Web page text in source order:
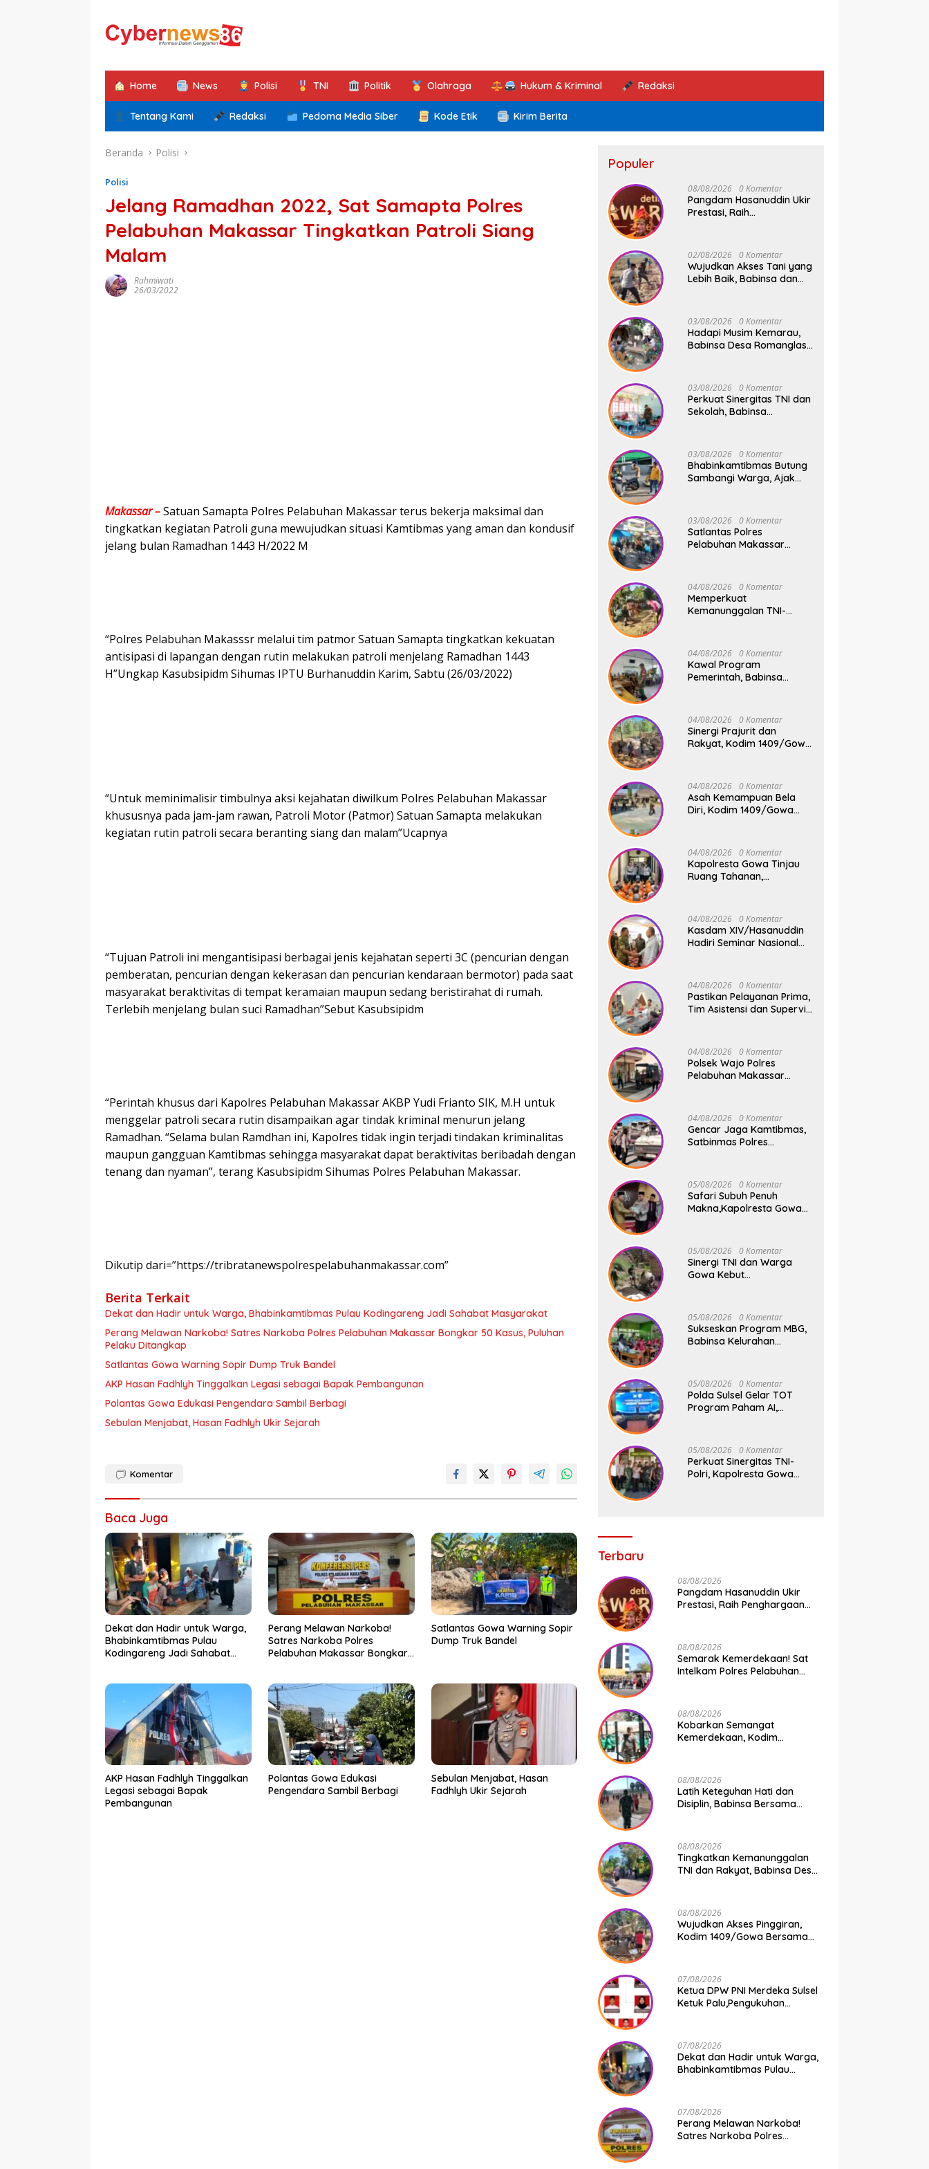
Home News Polisi TNI Politik Olahraga Hukum & Kriminal Redaksi
Tentang Kami Redaksi Pedoma Media Siber Kode Etik Kirim Berita
Beranda Polisi
Polisi
Jelang Ramadhan 2022, Sat Samapta Polres
Pelabuhan Makassar Tingkatkan Patroli Siang
Malam
Rahmiwati
26/03/2022
Makassar –Satuan Samapta Polres Pelabuhan Makassar terus bekerja maksimal dan
tingkatkan kegiatan Patroli guna mewujudkan situasi Kamtibmas yang aman dan kondusif
jelang bulan Ramadhan 1443 H/2022 M
“Polres Pelabuhan Makasssr melalui tim patmor Satuan Samapta tingkatkan kekuatan
antisipasi di lapangan dengan rutin melakukan patroli menjelang Ramadhan 1443
H”Ungkap Kasubsipidm Sihumas IPTU Burhanuddin Karim, Sabtu (26/03/2022)
“Untuk meminimalisir timbulnya aksi kejahatan diwilkum Polres Pelabuhan Makassar
khususnya pada jam-jam rawan, Patroli Motor (Patmor) Satuan Samapta melakukan
kegiatan rutin patroli secara beranting siang dan malam”Ucapnya
“Tujuan Patroli ini mengantisipasi berbagai jenis kejahatan seperti 3C (pencurian dengan
pemberatan, pencurian dengan kekerasan dan pencurian kendaraan bermotor) pada saat
masyarakat beraktivitas di tempat keramaian maupun sedang beristirahat di rumah.
Terlebih menjelang bulan suci Ramadhan”Sebut Kasubsipidm
“Perintah khusus dari Kapolres Pelabuhan Makassar AKBP Yudi Frianto SIK, M.H untuk
menggelar patroli secara rutin disampaikan agar tindak kriminal menurun jelang
Ramadhan. “Selama bulan Ramdhan ini, Kapolres tidak ingin terjadi tindakan kriminalitas
maupun gangguan Kamtibmas sehingga masyarakat dapat beraktivitas beribadah dengan
tenang dan nyaman”, terang Kasubsipidm Sihumas Polres Pelabuhan Makassar.
Dikutip dari=”https://tribratanewspolrespelabuhanmakassar.com”
Berita Terkait
Dekat dan Hadir untuk Warga, Bhabinkamtibmas Pulau Kodingareng Jadi Sahabat Masyarakat
Perang Melawan Narkoba! Satres Narkoba Polres Pelabuhan Makassar Bongkar 50 Kasus, Puluhan
Pelaku Ditangkap
Satlantas Gowa Warning Sopir Dump Truk Bandel
AKP Hasan Fadhlyh Tinggalkan Legasi sebagai Bapak Pembangunan
Polantas Gowa Edukasi Pengendara Sambil Berbagi
Sebulan Menjabat, Hasan Fadhlyh Ukir Sejarah
Komentar
Baca Juga
Dekat dan Hadir untuk Warga,
Bhabinkamtibmas Pulau
Kodingareng Jadi Sahabat
Perang Melawan Narkoba!
Satres Narkoba Polres
Pelabuhan Makassar Bongkar
Satlantas Gowa Warning Sopir
Dump Truk Bandel
AKP Hasan Fadhlyh Tinggalkan
Legasi sebagai Bapak
Pembangunan
Polantas Gowa Edukasi
Pengendara Sambil Berbagi
Sebulan Menjabat, Hasan
Fadhlyh Ukir Sejarah
Populer
08/08/2026 0 Komentar
Pangdam Hasanuddin Ukir
Prestasi, Raih
Inspiratif 2026
02/08/2026 0 Komentar
Wujudkan Akses Tani yang
Lebih Baik, Babinsa dan
Swadaya
03/08/2026 0 Komentar
Hadapi Musim Kemarau,
Babinsa Desa Romanglasa
Kesehatan
03/08/2026 0 Komentar
Perkuat Sinergitas TNI dan
Sekolah, Babinsa
Center Malakaji
03/08/2026 0 Komentar
Bhabinkamtibmas Butung
Sambangi Warga, Ajak
03/08/2026 0 Komentar
Satlantas Polres
Pelabuhan Makassar
Aman dan Lancar
04/08/2026 0 Komentar
Memperkuat
Kemanunggalan TNI-
Gelar Karya Bakti
Bersama Pemdes Jipang
04/08/2026 0 Komentar
Kawal Program
Pemerintah, Babinsa
Tetebatu Pantau
Penyaluran Makan Bergizi
Gratis di SD Inpres
Biringkaloro
04/08/2026 0 Komentar
Sinergi Prajurit dan
Rakyat, Kodim 1409/Gowa
V di Dua Lokasi Vital
04/08/2026 0 Komentar
Asah Kemampuan Bela
Diri, Kodim 1409/Gowa
Profesionalisme Prajurit
04/08/2026 0 Komentar
Kapolresta Gowa Tinjau
Ruang Tahanan,
04/08/2026 0 Komentar
Kasdam XIV/Hasanuddin
Hadiri Seminar Nasional
Desa
04/08/2026 0 Komentar
Pastikan Pelayanan Prima,
Tim Asistensi dan Supervisi
Samapta dan Command
Center Polresta Gowa
04/08/2026 0 Komentar
Polsek Wajo Polres
Pelabuhan Makassar
Rawan Cegah Kejahatan
04/08/2026 0 Komentar
Gencar Jaga Kamtibmas,
Satbinmas Polres
Pelabuhan Paotere
05/08/2026 0 Komentar
Safari Subuh Penuh
Makna,Kapolresta Gowa
05/08/2026 0 Komentar
Sinergi TNI dan Warga
Gowa Kebut
Strategis
05/08/2026 0 Komentar
Sukseskan Program MBG,
Babinsa Kelurahan
Langsung Pendampingan
di Sekolah
05/08/2026 0 Komentar
Polda Sulsel Gelar TOT
Program Paham AI,
05/08/2026 0 Komentar
Perkuat Sinergitas TNI-
Polri, Kapolresta Gowa
Terbaru
08/08/2026
Pangdam Hasanuddin Ukir
Prestasi, Raih Penghargaan
08/08/2026
Semarak Kemerdekaan! Sat
Intelkam Polres Pelabuhan
Merah Putih
08/08/2026
Kobarkan Semangat
Kemerdekaan, Kodim
08/08/2026
Latih Keteguhan Hati dan
Disiplin, Babinsa Bersama
08/08/2026
Tingkatkan Kemanunggalan
TNI dan Rakyat, Babinsa Desa
Bakti
08/08/2026
Wujudkan Akses Pinggiran,
Kodim 1409/Gowa Bersama
07/08/2026
Ketua DPW PNI Merdeka Sulsel
Ketuk Palu,Pengukuhan
07/08/2026
Dekat dan Hadir untuk Warga,
Bhabinkamtibmas Pulau
07/08/2026
Perang Melawan Narkoba!
Satres Narkoba Polres